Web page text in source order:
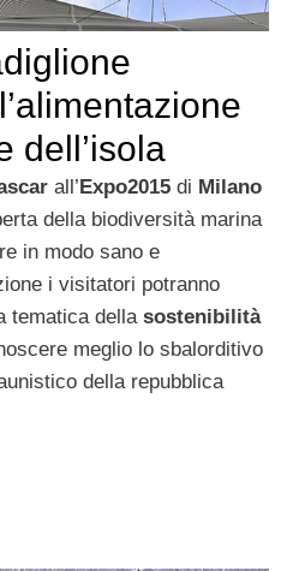
dell’isola
all’Expo2015 di Milano
della biodiversità marina
in modo sano e
i visitatori potranno
tematica della sostenibilità
meglio lo sbalorditivo
della repubblica